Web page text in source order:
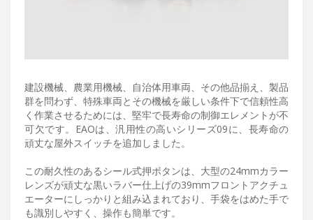
建設機械、農業用機械、自治体用車両、その他品揃え、製品
群を問わず、特殊車両とその機械を厳しい条件下で信頼性高
く作業させるためには、堅牢で長寿命の制御エレメントが不
可欠です。EAOは、汎用性の高いシリーズ09に、長寿命の
頑丈な屋外スイッチを追加しました。
この耐久性のあるシール式押ボタンは、大型の24mmカラー
レンズが頑丈な黒いラバー仕上げの39mmフロントアクチュ
エーターにしっかりと組み込まれており、手袋をはめた手で
も識別しやすく、操作も簡単です。